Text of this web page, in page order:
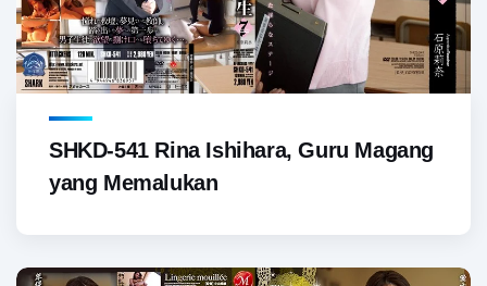
SHKD-541 Rina Ishihara, Guru Magang
yang Memalukan